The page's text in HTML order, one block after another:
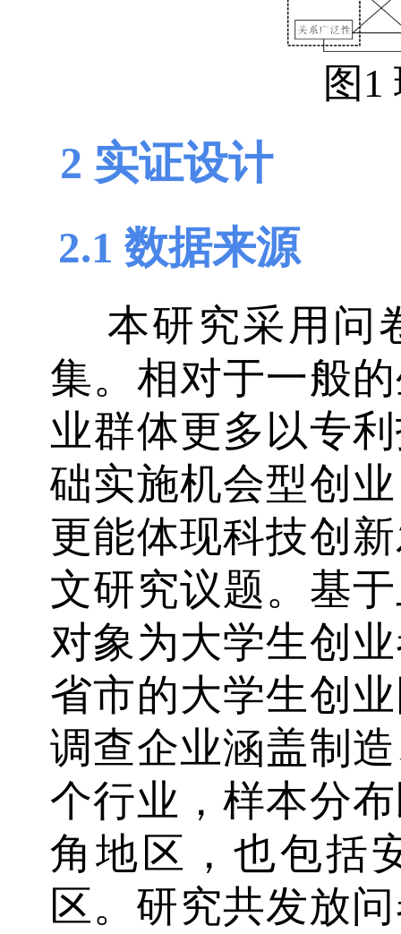
图1
2 实证设计
2.1 数据来源
本研究采用问
集。相对于一般
业群体更多以专
础实施机会型创
更能体现科技创
文研究议题。基
对象为大学生创
省市的大学生创
调查企业涵盖制
个行业，样本分
角地区，也包括
区。研究共发放